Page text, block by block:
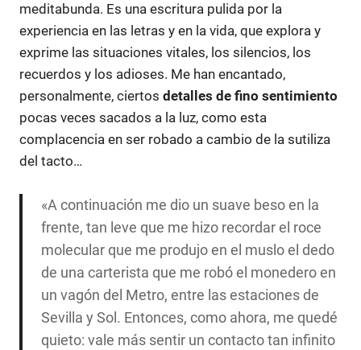
meditabunda. Es una escritura pulida por la
experiencia en las letras y en la vida, que explora y
exprime las situaciones vitales, los silencios, los
recuerdos y los adioses. Me han encantado,
personalmente, ciertos detalles de fino sentimiento
pocas veces sacados a la luz, como esta
complacencia en ser robado a cambio de la sutiliza
del tacto…
«A continuación me dio un suave beso en la
frente, tan leve que me hizo recordar el roce
molecular que me produjo en el muslo el dedo
de una carterista que me robó el monedero en
un vagón del Metro, entre las estaciones de
Sevilla y Sol. Entonces, como ahora, me quedé
quieto: vale más sentir un contacto tan infinito